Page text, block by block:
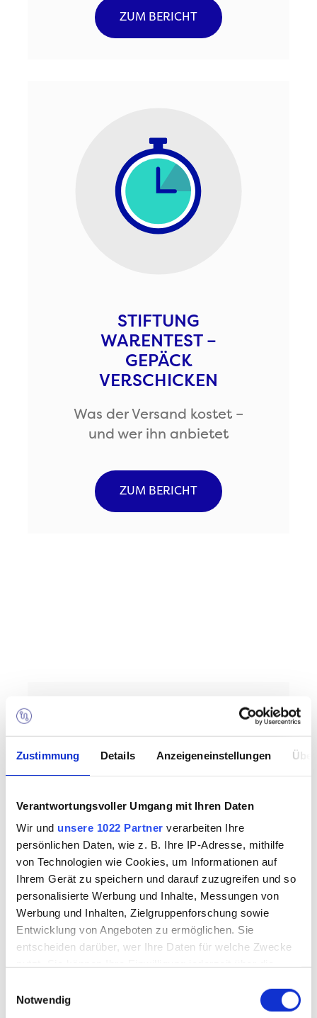
Zustimmung Details Anzeigeneinstellungen
Verantwortungsvoller Umgang mit Ihren Daten
Wir und unsere 1022 Partner verarbeiten Ihre
persönlichen Daten, wie z. B. Ihre IP-Adresse, mithilfe
von Technologien wie Cookies, um Informationen auf
Ihrem Gerät zu speichern und darauf zuzugreifen und so
personalisierte Werbung und Inhalte, Messungen von
Werbung und Inhalten, Zielgruppenforschung sowie
Entwicklung von Angeboten zu ermöglichen. Sie
entscheiden darüber, wer Ihre Daten für welche Zwecke
Trigger Symbol ändern oder widerrufen
Notwendig
ZUM BERICHT
STIFTUNG
WARENTEST –
GEPÄCK
VERSCHICKEN
Was der Versand kostet –
und wer ihn anbietet
ZUM BERICHT
DIE KOFFERTRÄGER
DER
KREUZFAHRTBRANCHE